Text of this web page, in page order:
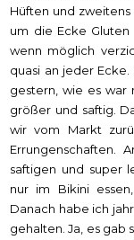
Hüften und
um die Ecke
wenn möglich
quasi an jeder
gestern, wie es war
größer und saftig.
wir vom Markt
Errungenschaften.
saftigen und super
nur im Bikini
Danach habe ich
gehalten. Ja, es gab